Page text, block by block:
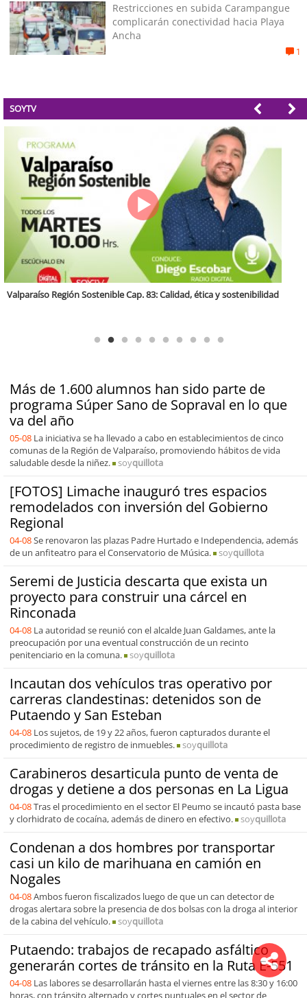
Restricciones en subida Carampangue
complicarán conectividad hacia Playa
Ancha
1
SOYTV
Más de 1.600 alumnos han sido parte de
programa Súper Sano de Sopraval en lo que
va del año
05-08 La iniciativa se ha llevado a cabo en establecimientos de cinco
comunas de la Región de Valparaíso, promoviendo hábitos de vida
saludable desde la niñez.
soyquillota
[FOTOS] Limache inauguró tres espacios
remodelados con inversión del Gobierno
Regional
04-08Se renovaron las plazas Padre Hurtado e Independencia, además
de un anfiteatro para el Conservatorio de Música.
soyquillota
Seremi de Justicia descarta que exista un
proyecto para construir una cárcel en
Rinconada
04-08 La autoridad se reunió con el alcalde Juan Galdames, ante la
preocupación por una eventual construcción de un recinto
penitenciario en la comuna.
soyquillota
Incautan dos vehículos tras operativo por
carreras clandestinas: detenidos son de
Putaendo y San Esteban
04-08 Los sujetos, de 19 y 22 años, fueron capturados durante el
procedimiento de registro de inmuebles.
soyquillota
Carabineros desarticula punto de venta de
drogas y detiene a dos personas en La Ligua
04-08Tras el procedimiento en el sector El Peumo se incautó pasta base
y clorhidrato de cocaína, además de dinero en efectivo.
soyquillota
Condenan a dos hombres por transportar
casi un kilo de marihuana en camión en
Nogales
04-08Ambos fueron fiscalizados luego de que un can detector de
drogas alertara sobre la presencia de dos bolsas con la droga al interior
de la cabina del vehículo.
soyquillota
Putaendo: trabajos de recapado asfáltico
generarán cortes de tránsito en la Ruta E-551
04-08 Las labores se desarrollarán hasta el viernes entre las 8:30 y 16:00
horas, con tránsito alternado y cortes puntuales en el sector de